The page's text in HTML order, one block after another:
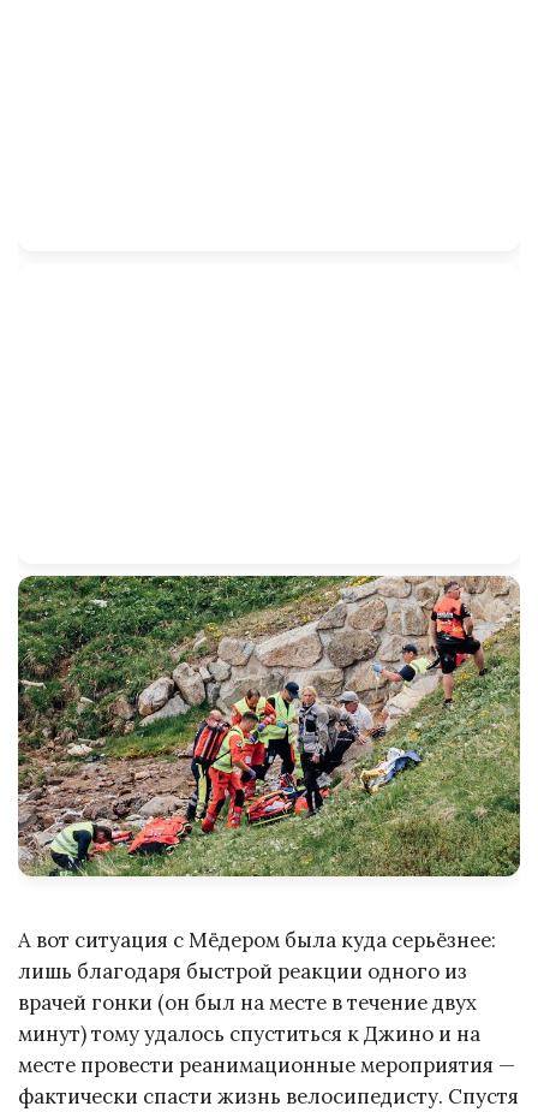
А вот ситуация с Мёдером была куда серьёзнее:
лишь благодаря быстрой реакции одного из
врачей гонки (он был на месте в течение двух
минут) тому удалось спуститься к Джино и на
месте провести реанимационные мероприятия —
фактически спасти жизнь велосипедисту. Спустя